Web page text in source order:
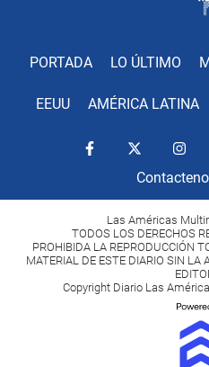
PORTADA LO ÚLTIMO
EEUU AMÉRICA LATINA
Las Américas
TODOS LOS DERECHOS
PROHIBIDA LA REPRODUCCIÓN
MATERIAL DE ESTE DIARIO SIN LA
Copyright Diario Las